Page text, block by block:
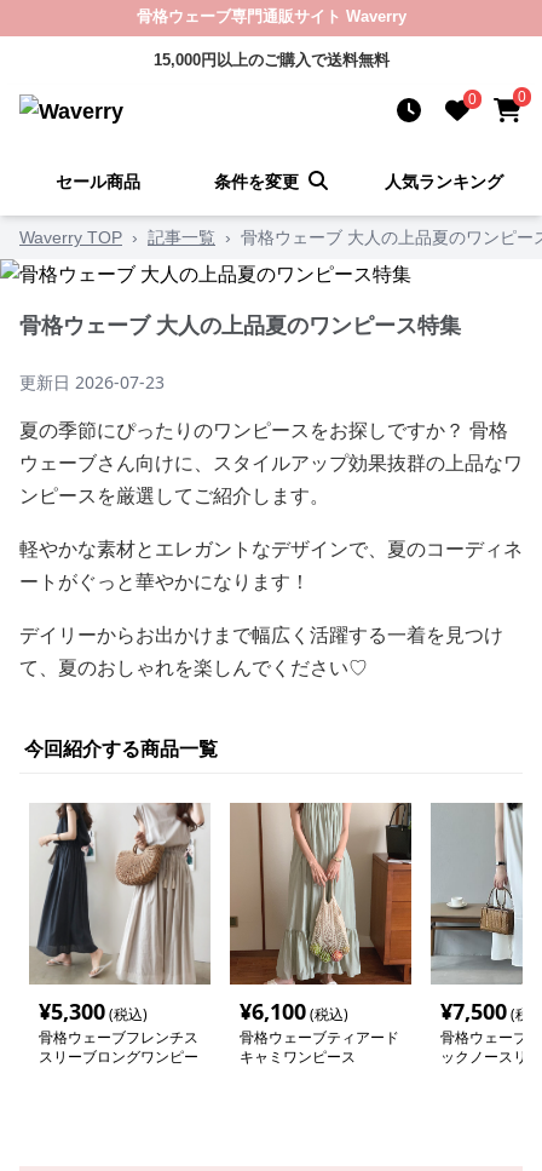
骨格ウェーブ専門通販サイト Waverry
15,000円以上のご購入で送料無料
0 0
セール商品 条件を変更 人気ランキング
Waverry TOP › 記事一覧 › 骨格ウェーブ 大人の上品夏のワンピー
骨格ウェーブ 大人の上品夏のワンピース特集
更新日 2026-07-23
夏の季節にぴったりのワンピースをお探しですか？ 骨格
ウェーブさん向けに、スタイルアップ効果抜群の上品なワ
ンピースを厳選してご紹介します。
軽やかな素材とエレガントなデザインで、夏のコーディネ
ートがぐっと華やかになります！
デイリーからお出かけまで幅広く活躍する一着を見つけ
て、夏のおしゃれを楽しんでください♡
今回紹介する商品一覧
¥5,300(税込)
骨格ウェーブフレンチス
スリーブロングワンピー
¥6,100(税込)
骨格ウェーブティアード
キャミワンピース
¥7,500(税
骨格ウェーブ
ックノースリ